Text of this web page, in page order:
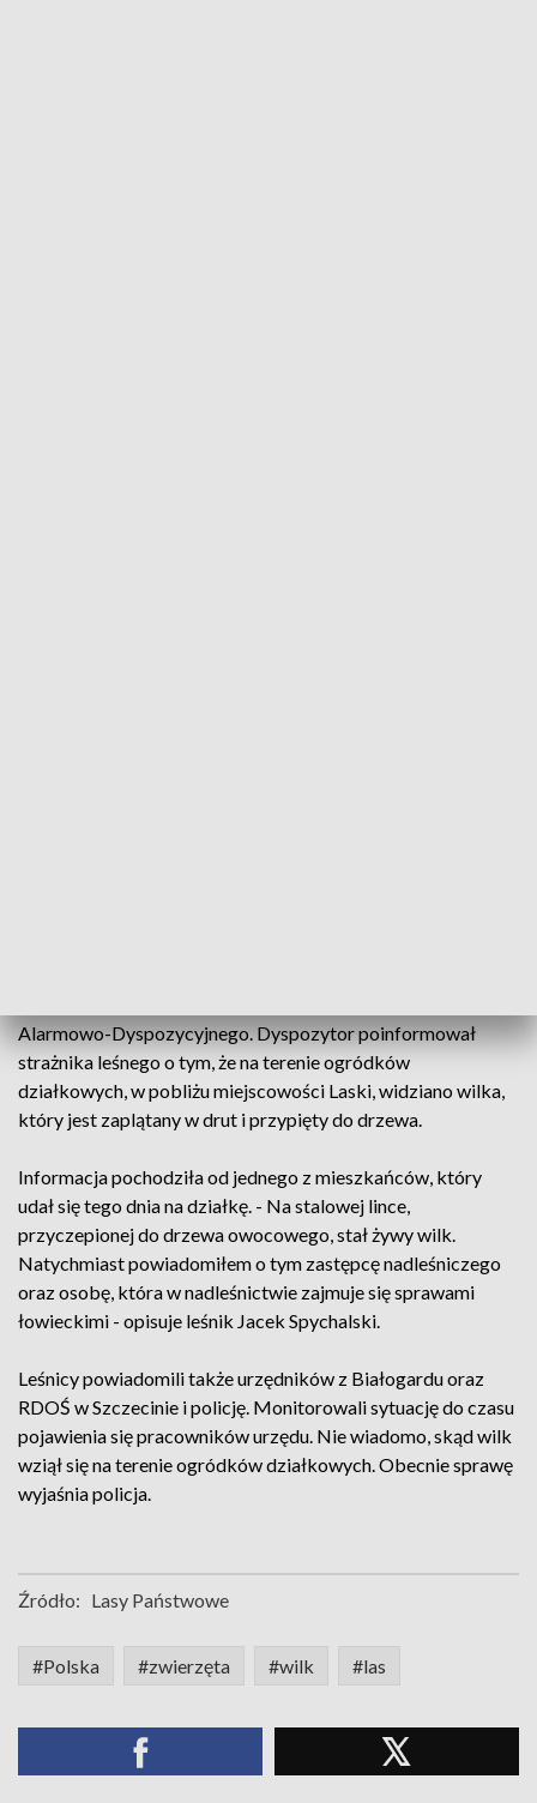
Alarmowo-Dyspozycyjnego. Dyspozytor poinformował
strażnika leśnego o tym, że na terenie ogródków
działkowych, w pobliżu miejscowości Laski, widziano wilka,
który jest zaplątany w drut i przypięty do drzewa.
Informacja pochodziła od jednego z mieszkańców, który
udał się tego dnia na działkę. - Na stalowej lince,
przyczepionej do drzewa owocowego, stał żywy wilk.
Natychmiast powiadomiłem o tym zastępcę nadleśniczego
oraz osobę, która w nadleśnictwie zajmuje się sprawami
łowieckimi - opisuje leśnik Jacek Spychalski.
Leśnicy powiadomili także urzędników z Białogardu oraz
RDOŚ w Szczecinie i policję. Monitorowali sytuację do czasu
pojawienia się pracowników urzędu. Nie wiadomo, skąd wilk
wziął się na terenie ogródków działkowych. Obecnie sprawę
wyjaśnia policja.
Źródło: Lasy Państwowe
#Polska #zwierzęta #wilk #las